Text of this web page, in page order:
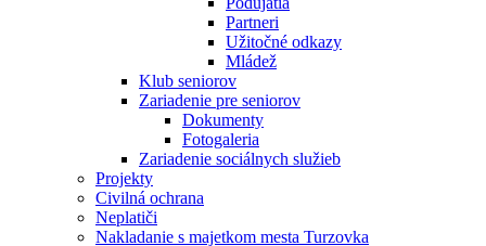
Partneri
Užitočné odkazy
Mládež
Klub seniorov
Zariadenie pre seniorov
Dokumenty
Fotogaleria
Zariadenie sociálnych služieb
Projekty
Civilná ochrana
Neplatiči
Nakladanie s majetkom mesta Turzovka